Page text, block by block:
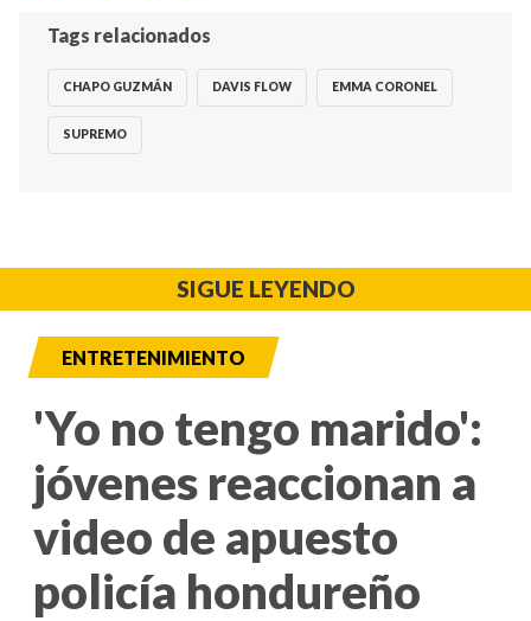
Tags relacionados
CHAPO GUZMÁN DAVIS FLOW EMMA CORONEL
SUPREMO
SIGUE LEYENDO
ENTRETENIMIENTO
'Yo no tengo marido':
jóvenes reaccionan a
video de apuesto
policía hondureño